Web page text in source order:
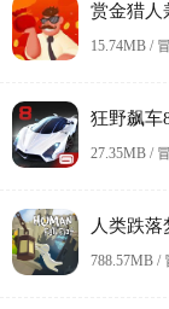
赏金猎人
15.74MB /
狂野飙车
27.35MB /
人类跌落
788.57MB /